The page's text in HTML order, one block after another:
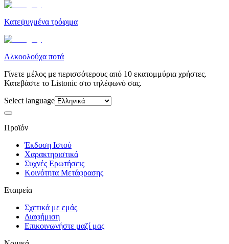
Κατεψυγμένα τρόφιμα
Αλκοολούχα ποτά
Γίνετε μέλος με περισσότερους από 10 εκατομμύρια χρήστες.
Κατεβάστε το Listonic στο τηλέφωνό σας.
Select language
Προϊόν
Έκδοση Ιστού
Χαρακτηριστικά
Συχνές Ερωτήσεις
Κοινότητα Μετάφρασης
Εταιρεία
Σχετικά με εμάς
Διαφήμιση
Επικοινωνήστε μαζί μας